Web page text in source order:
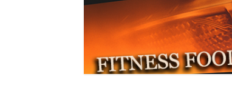
Dieseldiebstahl im Wert von 600 Euro